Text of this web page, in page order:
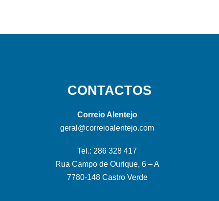
CONTACTOS
Correio Alentejo
geral@correioalentejo.com
Tel.: 286 328 417
Rua Campo de Ourique, 6 – A
7780-148 Castro Verde